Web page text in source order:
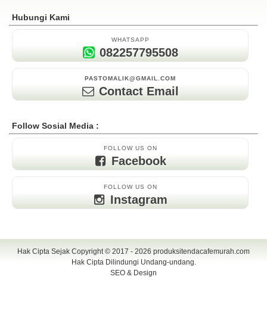
Hubungi Kami
WHATSAPP
082257795508
PASTOMALIK@GMAIL.COM
Contact Email
Follow Sosial Media :
FOLLOW US ON
Facebook
FOLLOW US ON
Instagram
Hak Cipta Sejak Copyright © 2017 - 2026 produksitendacafemurah.com
Hak Cipta Dilindungi Undang-undang.
SEO & Design